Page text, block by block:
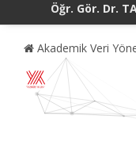
Öğr. Gör. Dr.
Akademik Veri